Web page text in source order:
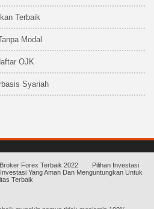
Terbaik
Modal
OJK
Syariah
Broker Forex Terbaik 2022
Pilihan Investasi
Investasi Yang Aman Dan Menguntungkan Untuk
Terbaik